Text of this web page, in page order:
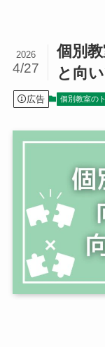
個別
と向
2026
4/27
広告 個別教室の